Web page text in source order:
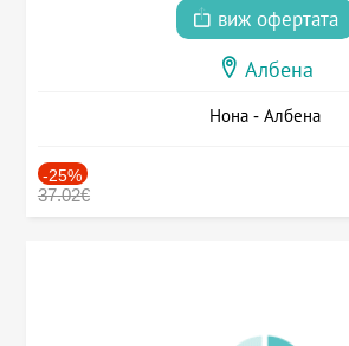
виж офертата
Албена
Нона - Албена
-25%
37.02€